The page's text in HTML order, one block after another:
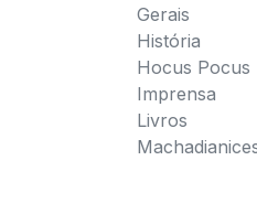
Gerais
História
Hocus Pocus
Imprensa
Livros